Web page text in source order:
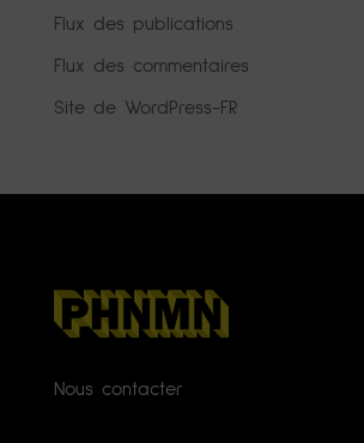
Flux des publications
Flux des commentaires
Site de WordPress-FR
Nous contacter